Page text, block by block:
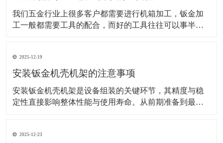
我们五金行业上很多客户都需要进行机箱加工，钣金加
工一般都需要工具的配合，而好的工具往往可以事半功
备、成型设备、焊接设备，车床等。在前期加工之前客
户需要进行说明要求进行设计图纸。 该技术的应用在机
2025-12-19
安装钣金机壳机架的注意事项
安装钣金机壳机架是设备组装的关键环节，其精度与稳
定性直接影响整体性能与使用寿命。从前期准备到最终
前的环境与工具准备是基础保障。工作场地需保持清洁
2025-12-23